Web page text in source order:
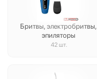
Бритвы, электробритвы,
эпиляторы
42 шт.